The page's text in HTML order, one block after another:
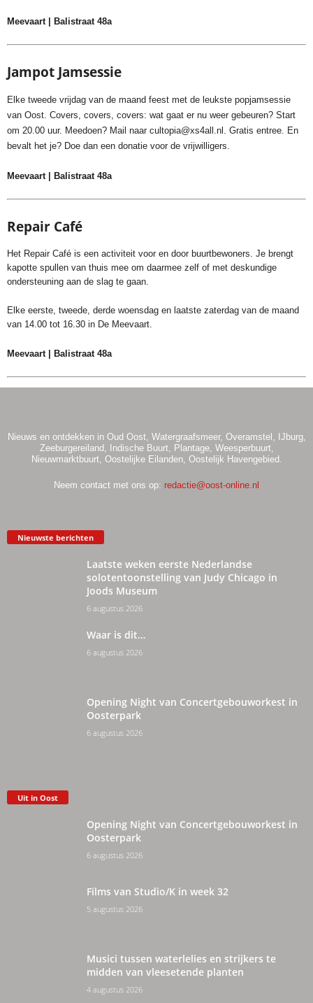
Meevaart | Balistraat 48a
Jampot Jamsessie
Elke tweede vrijdag van de maand feest met de leukste popjamsessie
van Oost. Covers, covers, covers: wat gaat er nu weer gebeuren? Start
om 20.00 uur. Meedoen? Mail naar cultopia@xs4all.nl . Gratis entree. En
bevalt het je? Doe dan een donatie voor de vrijwilligers.
Meevaart | Balistraat 48a
Repair Café
Het Repair Café is een activiteit voor en door buurtbewoners. Je brengt
kapotte spullen van thuis mee om daarmee zelf of met deskundige
ondersteuning aan de slag te gaan.
Elke eerste, tweede, derde woensdag en laatste zaterdag van de maand
van 14.00 tot 16.30 in De Meevaart.
Meevaart | Balistraat 48a
Nieuws en ontdekken in Oud Oost, Watergraafsmeer, Overamstel, IJburg,
Zeeburgereiland, Indische Buurt, Plantage, Weesperbuurt,
Nieuwmarktbuurt, Oostelijke Eilanden, Oostelijk Havengebied.
Neem contact met ons op: redactie@oost-online.nl
Nieuwste berichten
Laatste weken eerste Nederlandse
solotentoonstelling van Judy Chicago in
Joods Museum
6 augustus 2026
Waar is dit…
6 augustus 2026
Opening Night van Concertgebouworkest in
Oosterpark
6 augustus 2026
Uit in Oost
Opening Night van Concertgebouworkest in
Oosterpark
6 augustus 2026
Films van Studio/K in week 32
5 augustus 2026
Musici tussen waterlelies en strijkers te
midden van vleesetende planten
4 augustus 2026